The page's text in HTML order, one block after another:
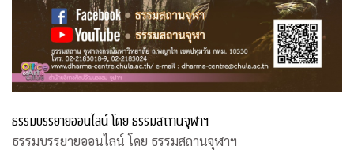
ธรรมบรรยายออนไลน์ โดย ธรรมสถานจุฬาฯ
ธรรมบรรยายออนไลน์ โดย ธรรมสถานจุฬาฯ